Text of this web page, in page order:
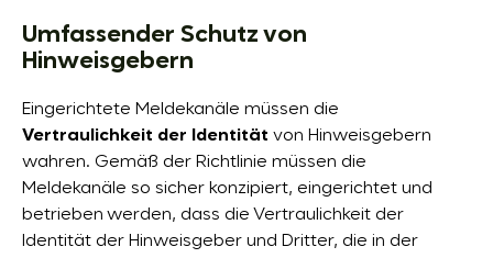
Umfassender Schutz von
Hinweisgebern
Eingerichtete Meldekanäle müssen die
Vertraulichkeit der Identität von Hinweisgebern
wahren. Gemäß der Richtlinie müssen die
Meldekanäle so sicher konzipiert, eingerichtet und
betrieben werden, dass die Vertraulichkeit der
Identität der Hinweisgeber und Dritter, die in der